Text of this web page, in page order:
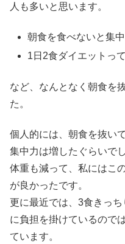
人も多いと思います。
朝食を食べないと集中
1日2食ダイエットっ
など、なんとなく朝食を
た。
個人的には、朝食を抜い
集中力は増したぐらいでし
体重も減って、私にはこ
が良かったです。
更に最近では、3食きっ
に負担を掛けているので
ています。